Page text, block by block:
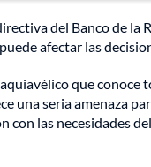
del Banco de la
afectar las
que
una seria amenaza
las necesidades